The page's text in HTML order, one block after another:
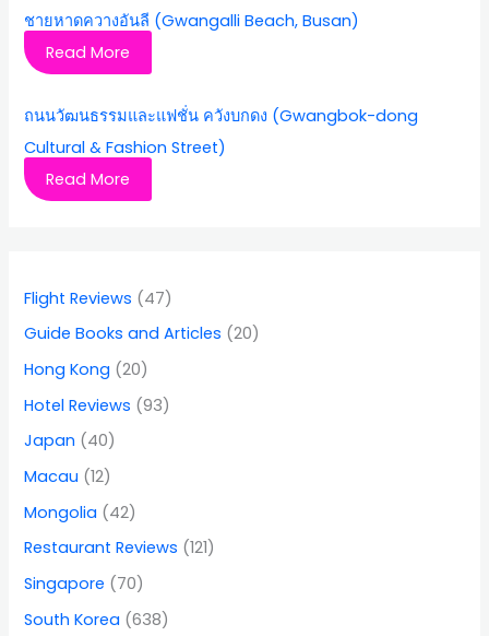
ชายหาดควางอันลี (Gwangalli Beach, Busan)
Read More
ถนนวัฒนธรรมและแฟชั่น ควังบกดง (Gwangbok-dong
Cultural & Fashion Street)
Read More
Flight Reviews (47)
Guide Books and Articles (20)
Hong Kong (20)
Hotel Reviews (93)
Japan (40)
Macau (12)
Mongolia (42)
Restaurant Reviews (121)
Singapore (70)
South Korea (638)